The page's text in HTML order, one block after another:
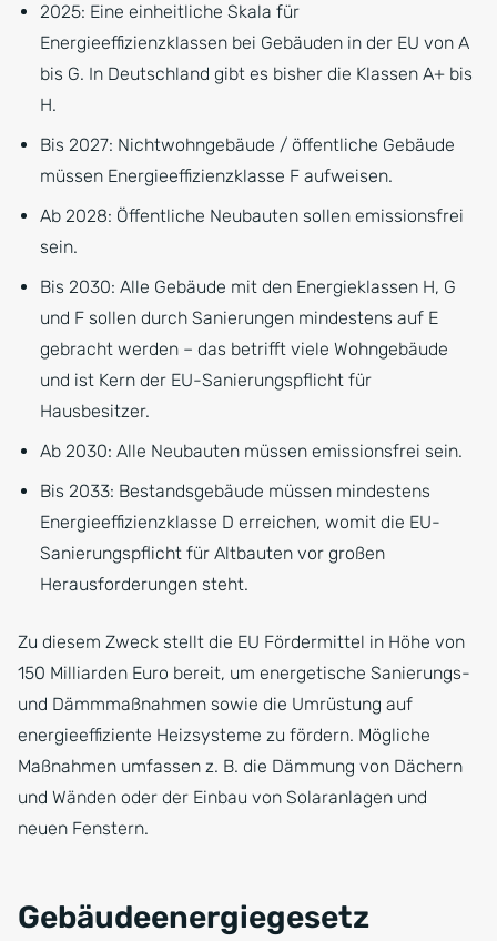
2025: Eine einheitliche Skala für
Energieeffizienzklassen bei Gebäuden in der EU von A
bis G. In Deutschland gibt es bisher die Klassen A+ bis
H.
Bis 2027: Nichtwohngebäude / öffentliche Gebäude
müssen Energieeffizienzklasse F aufweisen.
Ab 2028: Öffentliche Neubauten sollen emissionsfrei
sein.
Bis 2030: Alle Gebäude mit den Energieklassen H, G
und F sollen durch Sanierungen mindestens auf E
gebracht werden – das betrifft viele Wohngebäude
und ist Kern der EU-Sanierungspflicht für
Hausbesitzer.
Ab 2030: Alle Neubauten müssen emissionsfrei sein.
Bis 2033: Bestandsgebäude müssen mindestens
Energieeffizienzklasse D erreichen, womit die EU-
Sanierungspflicht für Altbauten vor großen
Herausforderungen steht.
Zu diesem Zweck stellt die EU Fördermittel in Höhe von
150 Milliarden Euro bereit, um energetische Sanierungs-
und Dämmmaßnahmen sowie die Umrüstung auf
energieeffiziente Heizsysteme zu fördern. Mögliche
Maßnahmen umfassen z. B. die Dämmung von Dächern
und Wänden oder der Einbau von Solaranlagen und
neuen Fenstern.
Gebäudeenergiegesetz